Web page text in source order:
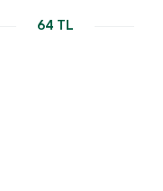
64 TL